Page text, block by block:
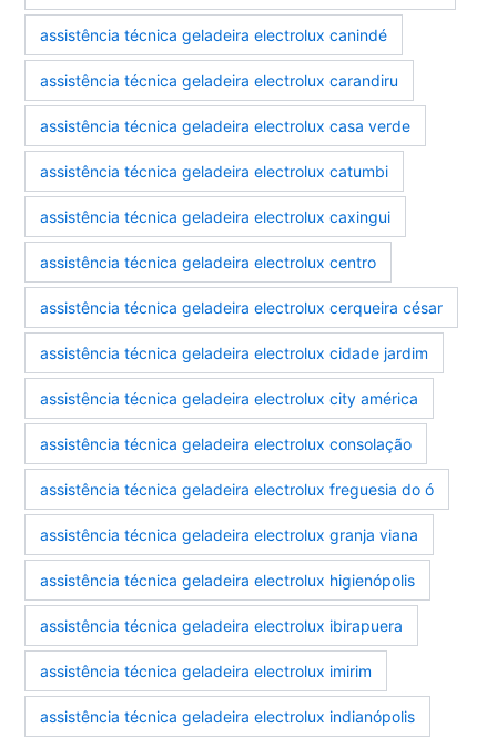
assistência técnica geladeira electrolux canindé
assistência técnica geladeira electrolux carandiru
assistência técnica geladeira electrolux casa verde
assistência técnica geladeira electrolux catumbi
assistência técnica geladeira electrolux caxingui
assistência técnica geladeira electrolux centro
assistência técnica geladeira electrolux cerqueira césar
assistência técnica geladeira electrolux cidade jardim
assistência técnica geladeira electrolux city américa
assistência técnica geladeira electrolux consolação
assistência técnica geladeira electrolux freguesia do ó
assistência técnica geladeira electrolux granja viana
assistência técnica geladeira electrolux higienópolis
assistência técnica geladeira electrolux ibirapuera
assistência técnica geladeira electrolux imirim
assistência técnica geladeira electrolux indianópolis